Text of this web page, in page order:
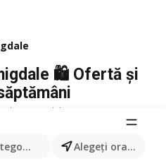
produse... Alegeţi oraşul
🛍️ Ofertă și
acest termen.
PENNY
Apă